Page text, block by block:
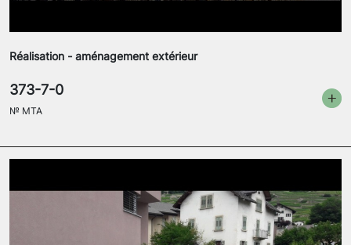
Réalisation - aménagement extérieur
373-7-0
№ MTA